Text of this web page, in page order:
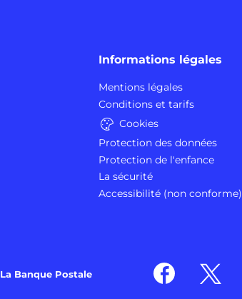
Informations légales
Mentions légales
Conditions et tarifs
Cookies
Protection des données
Protection de l'enfance
La sécurité
Accessibilité (non conforme)
La Banque Postale